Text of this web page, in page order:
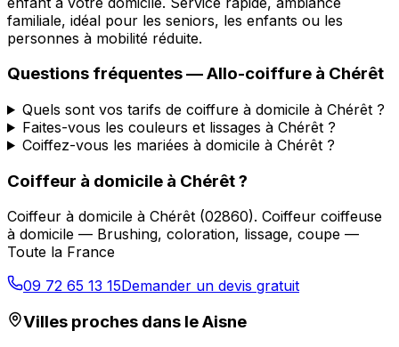
familiale, idéal pour les seniors, les enfants ou les
personnes à mobilité réduite.
Questions fréquentes —Allo-coiffure à Chérêt
Quels sont vos tarifs de coiffure à domicile à Chérêt ?
Faites-vous les couleurs et lissages à Chérêt ?
Coiffez-vous les mariées à domicile à Chérêt ?
Coiffeur à domicile à Chérêt?
Coiffeur à domicile à Chérêt (02860). Coiffeur coiffeuse
à domicile — Brushing, coloration, lissage, coupe —
Toute la France
09 72 65 13 15Demander un devis gratuit
Villes proches dans leAisne